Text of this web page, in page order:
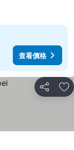
查看價格
分享 放